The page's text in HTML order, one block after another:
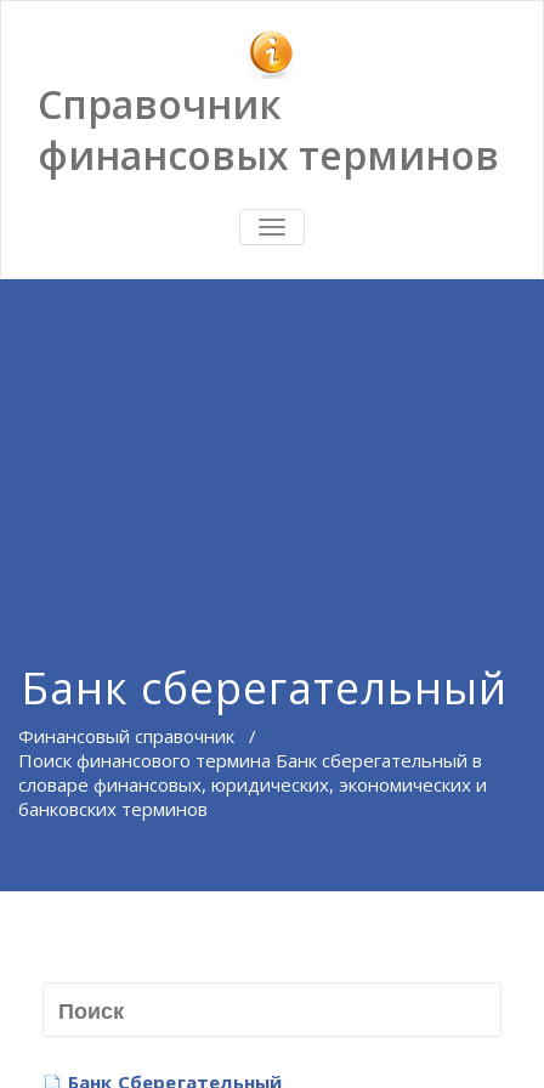
Справочник
финансовых терминов
ПОКАЗАТЬ/
СКРЫТЬ
Банк сберегательный
Финансовый справочник /
Поиск финансового термина Банк сберегательный в
словаре финансовых, юридических, экономических и
банковских терминов
Банк Сберегательный